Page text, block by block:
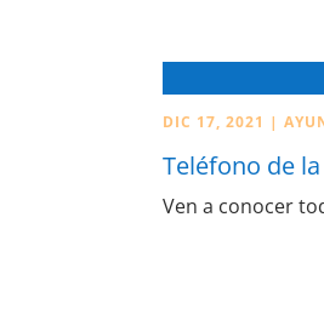
DIC 17, 2021 |
Teléfono de
Ven a conocer